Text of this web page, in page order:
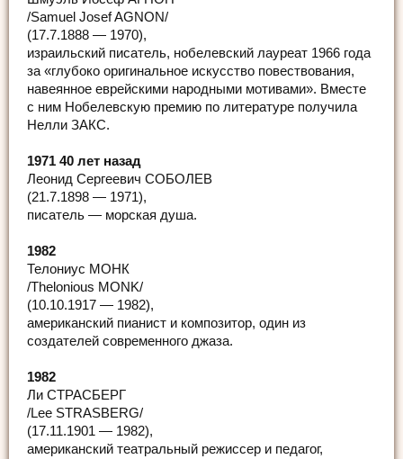
/Samuel Josef AGNON/
(17.7.1888 — 1970),
израильский писатель, нобелевский лауреат 1966 года
за «глубоко оригинальное искусство повествования,
навеянное еврейскими народными мотивами». Вместе
с ним Нобелевскую премию по литературе получила
Нелли ЗАКС.
1971 40 лет назад
Леонид Сергеевич СОБОЛЕВ
(21.7.1898 — 1971),
писатель — морская душа.
1982
Телониус МОНК
/Thelonious MONK/
(10.10.1917 — 1982),
американский пианист и композитор, один из
создателей современного джаза.
1982
Ли СТРАСБЕРГ
/Lee STRASBERG/
(17.11.1901 — 1982),
американский театральный режиссер и педагог,